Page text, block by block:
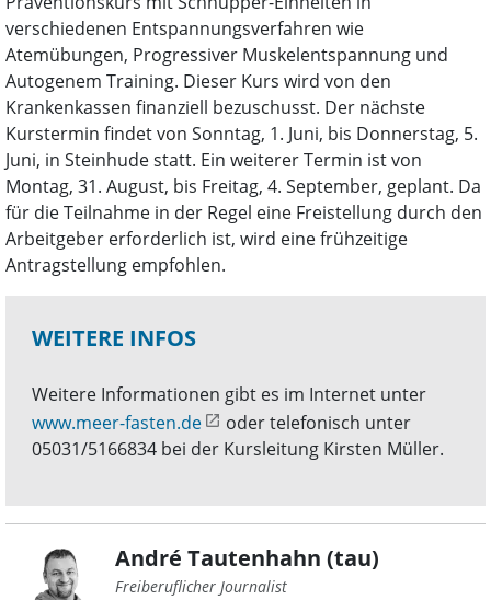
verschiedenen Entspannungsverfahren wie
Atemübungen, Progressiver Muskelentspannung und
Autogenem Training. Dieser Kurs wird von den
Krankenkassen finanziell bezuschusst. Der nächste
Kurstermin findet von Sonntag, 1. Juni, bis Donnerstag, 5.
Juni, in Steinhude statt. Ein weiterer Termin ist von
Montag, 31. August, bis Freitag, 4. September, geplant. Da
für die Teilnahme in der Regel eine Freistellung durch den
Arbeitgeber erforderlich ist, wird eine frühzeitige
Antragstellung empfohlen.
WEITERE INFOS
Weitere Informationen gibt es im Internet unter
www.meer-fasten.de
oder telefonisch unter
05031/5166834 bei der Kursleitung Kirsten Müller.
André Tautenhahn (tau)
Freiberuflicher Journalist